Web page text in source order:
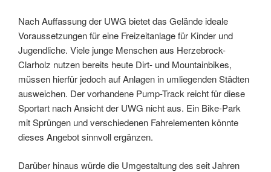
Nach Auffassung der UWG bietet das Gelände ideale
Voraussetzungen für eine Freizeitanlage für Kinder und
Jugendliche. Viele junge Menschen aus Herzebrock-
Clarholz nutzen bereits heute Dirt- und Mountainbikes,
müssen hierfür jedoch auf Anlagen in umliegenden Städten
ausweichen. Der vorhandene Pump-Track reicht für diese
Sportart nach Ansicht der UWG nicht aus. Ein Bike-Park
mit Sprüngen und verschiedenen Fahrelementen könnte
dieses Angebot sinnvoll ergänzen.
Darüber hinaus würde die Umgestaltung des seit Jahren